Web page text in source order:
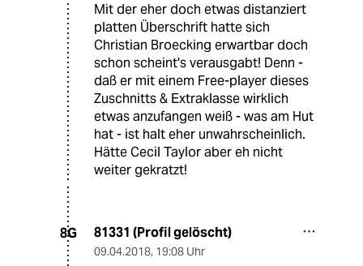
Mit der eher doch etwas distanziert
platten Überschrift hatte sich
Christian Broecking erwartbar doch
schon scheint's verausgabt! Denn -
daß er mit einem Free-player dieses
Zuschnitts & Extraklasse wirklich
etwas anzufangen weiß - was am Hut
hat - ist halt eher unwahrscheinlich.
Hätte Cecil Taylor aber eh nicht
weiter gekratzt!
8G 81331 (Profil gelöscht)
09.04.2018, 19:08 Uhr